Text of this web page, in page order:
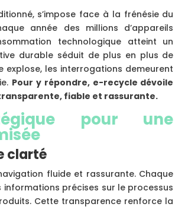
s’impose face à la frénésie du
année des millions d’appareils
technologique atteint un
durable séduit de plus en plus de
explose, les interrogations demeurent
Pour y répondre, e-recycle dévoile
fiable et rassurante.
pour une
clarté
fluide et rassurante. Chaque
précises sur le processus
Cette transparence renforce la